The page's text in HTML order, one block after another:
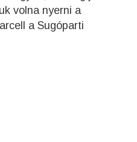
volna nyerni a
a Sugóparti